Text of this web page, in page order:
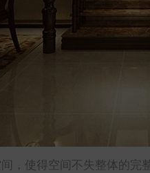
，使得空间不失整体的